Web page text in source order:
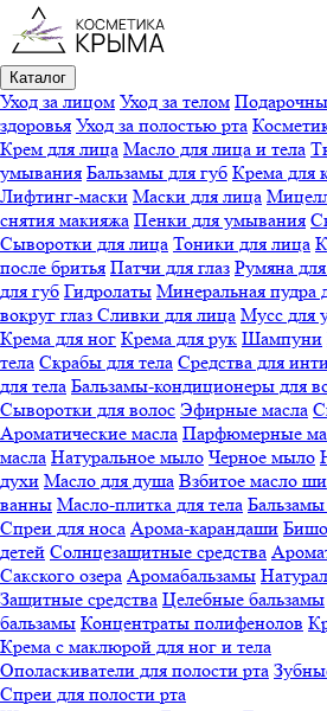
Каталог
Уход за лицом Уход за телом
здоровья Уход за полостью рта
Крем для лица Масло для лица и тела
умывания Бальзамы для губ Крема для
Лифтинг-маски Маски для лица
снятия макияжа Пенки для умывания
Сыворотки для лица Тоники для лица
после бритья Патчи для глаз Румяна
для губ Гидролаты Минеральная пудра
вокруг глаз Сливки для лица Мусс для
Крема для ног Крема для рук Шампуни
тела Скрабы для тела Средства для
для тела Бальзамы-кондиционеры для
Сыворотки для волос Эфирные масла
Ароматические масла Парфюмерные
масла Натуральное мыло Черное мыло
духи Масло для душа Взбитое масло ши
ванны Масло-плитка для тела
Спреи для носа Арома-карандаши
детей Солнцезащитные средства
Cакского озера Аромабальзамы
Защитные средства Целебные бальзамы
бальзамы Концентраты полифенолов
Крема с маклюрой для ног и тела
Ополаскиватели для полости рта
Спреи для полости рта